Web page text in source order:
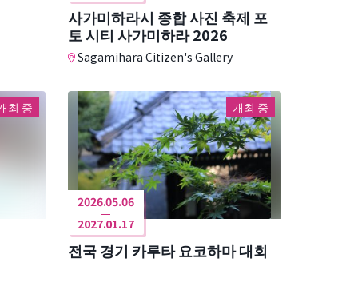
사가미하라시 종합 사진 축제 포
토 시티 사가미하라 2026
Sagamihara Citizen's Gallery
최 중 개최 중
2026.05.06
2027.01.17
전국 경기 카루타 요코하마 대회